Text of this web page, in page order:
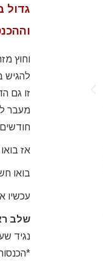
גדול
וחוץ
להגיש
זו גם
אז
בואו
עכשיו
שלב
נגיד
leave room for
right person for
plans,
topics and
my everyday
much better. It is
pleasure to have
mentor! highly
Israel